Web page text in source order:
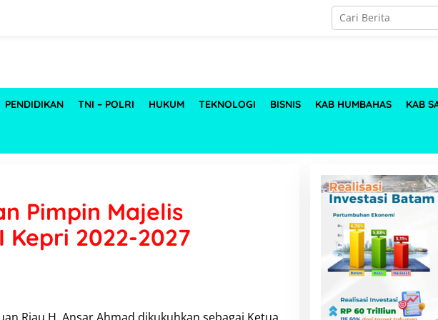
PENDIDIKAN TNI – POLRI HUKUM TEKNOLOGI BISNIS KAB HUMBAHAS KAB
Pimpin Majelis
Kepri 2022-2027